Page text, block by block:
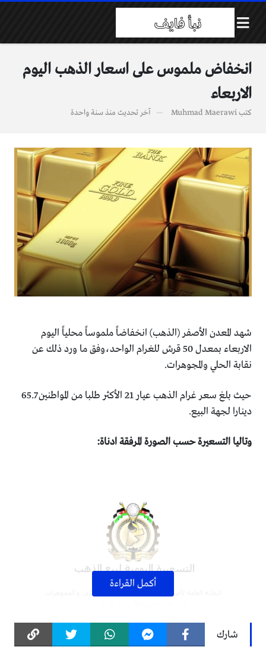
انخفاض ملموس على اسعار الذهب اليوم
الاربعاء
كتبMuhmad Maerawi آخر تحديث منذ سنة واحدة
شهد المعدن الأصفر (الذهب) انخفاضاً ملموساً محلياً اليوم
الاربعاء بمعدل 50 قرش للغرام الواحد،وفق ما ورد ذلك عن
نقابة الحلي والمجوهرات.
حيث بلغ سعر غرام الذهب عيار 21 الأكثر طلبا من المواطنين 65.7
دينارا لجهة البيع.
وتاليا التسعيرة حسب الصورة المرفقة ادناة:
أكمل القراءة
شارك